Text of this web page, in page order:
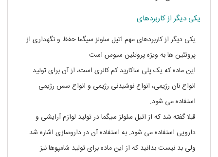
یکی دیگر از کاربردهای
یکی دیگر از کاربردهای مهم اتیل سلولز سیگما حفظ و نگهداری از
پروتئین‌ ها به وی‍ژه پروتئین سبوس است
این ماده که یک پلی ساکارید کم کالری است، از آن برای تولید
انواع نان‌ رژیمی، انواع نوشیدنی رژیمی و انواع سس‌ رژیمی
استفاده می شود.
قبلا گفته شد که از اتیل سلولز سیگما در تولید لوازم آرایشی و
دارویی استفاده می شود. به استفاده آن در داروسازی اشاره شد
ولی بد نیست بدانید که از این ماده برای تولید شامپوها نیز